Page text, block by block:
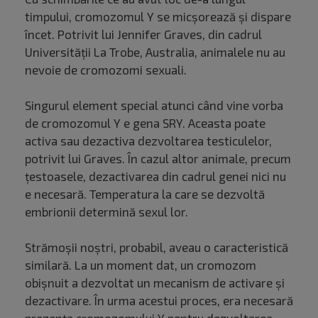
timpului, cromozomul Y se micșorează și dispare
încet. Potrivit lui Jennifer Graves, din cadrul
Universității La Trobe, Australia, animalele nu au
nevoie de cromozomi sexuali.
Singurul element special atunci când vine vorba
de cromozomul Y e gena SRY. Aceasta poate
activa sau dezactiva dezvoltarea testiculelor,
potrivit lui Graves. În cazul altor animale, precum
țestoasele, dezactivarea din cadrul genei nici nu
e necesară. Temperatura la care se dezvoltă
embrionii determină sexul lor.
Strămoșii noștri, probabil, aveau o caracteristică
similară. La un moment dat, un cromozom
obișnuit a dezvoltat un mecanism de activare și
dezactivare. În urma acestui proces, era necesară